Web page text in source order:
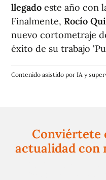
llegado este año con
Finalmente, Rocío
nuevo cortometraje
éxito de su trabajo
Contenido asistido por IA y
Conviértete
actualidad con